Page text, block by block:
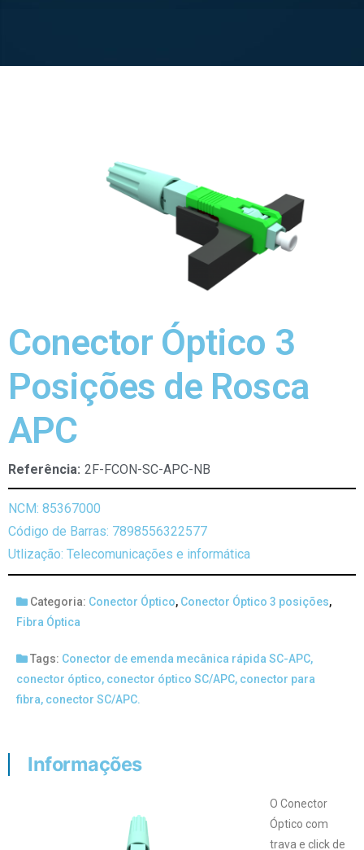
Conector Óptico 3
Posições de Rosca
APC
Referência: 2F-FCON-SC-APC-NB
NCM: 85367000
Código de Barras: 7898556322577
Utlização: Telecomunicações e informática
Categoria: Conector Óptico, Conector Óptico 3 posições,
Fibra Óptica
Tags: Conector de emenda mecânica rápida SC-APC,
conector óptico, conector óptico SC/APC, conector para
fibra, conector SC/APC.
Informações
O Conector
Óptico com
trava e click de